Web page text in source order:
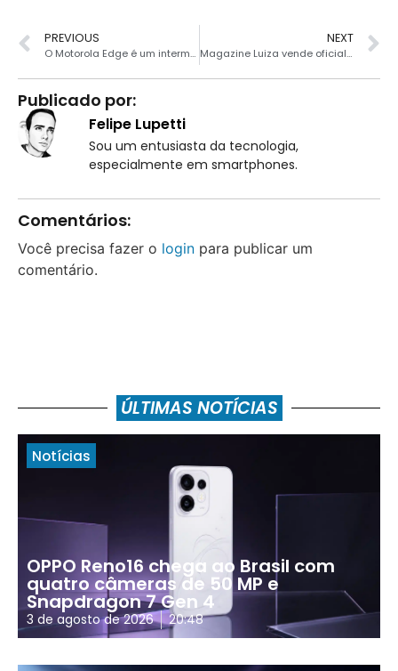
PREVIOUS
O Motorola Edge é um intermediário avançado com display curvo de 90Hz e Snapdragon 765G
NEXT
Magazine Luiza vende oficialmente fone Bluetooth da Xiaomi
Publicado por:
Felipe Lupetti
Sou um entusiasta da tecnologia,
especialmente em smartphones.
Comentários:
Você precisa fazer o login para publicar um
comentário.
ÚLTIMAS NOTÍCIAS
Notícias
OPPO Reno16 chega ao Brasil com
quatro câmeras de 50 MP e
Snapdragon 7 Gen 4
3 de agosto de 2026 20:48